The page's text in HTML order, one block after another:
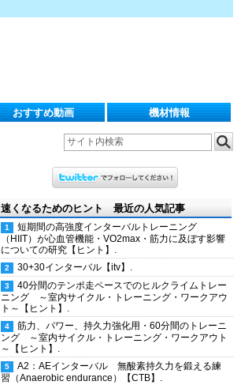
おすすめ動画 機材情報
速くなるためのヒント 最近の人気記事
短期間の高強度インターバルトレーニング
（HIIT）が心血管機能・VO2max・筋力に及ぼす影響
についての研究【ヒント】.
30+30インターバル【itv】.
40分間のテンポ走ペースでのヒルクライムトレー
ニング ～室内サイクル・トレーニング・ワークアウ
ト～【ヒント】.
筋力、パワー、持久力強化用・60分間のトレーニ
ング ～室内サイクル・トレーニング・ワークアウト
～【ヒント】.
A2：AEインターバル 無酸素持久力を鍛える練
習（Anaerobic endurance）【CTB】.